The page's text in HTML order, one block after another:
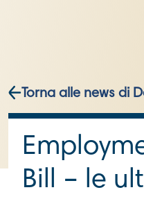
Torna alle news di
Bill – le